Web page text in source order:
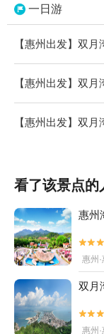
一日游
【惠州出发】双
【惠州出发】双
【惠州出发】双
看了该景点的
惠州
惠州
双月
惠州